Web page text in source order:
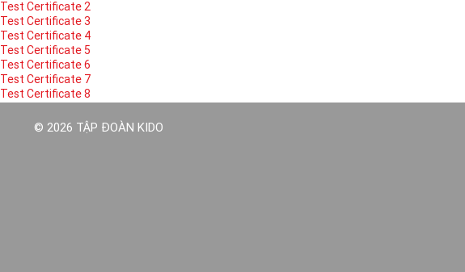
Test Certificate 2
Test Certificate 3
Test Certificate 4
Test Certificate 5
Test Certificate 6
Test Certificate 7
Test Certificate 8
© 2026 TẬP ĐOÀN KIDO